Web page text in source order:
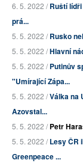
6. 5. 2022 /Ruští
prá...
5. 5. 2022 /Rusko
5. 5. 2022 /Hlavní
5. 5. 2022 /Putinův
"Umírající Zápa...
5. 5. 2022 /Válka na
Azovstal...
5. 5. 2022 /Petr
5. 5. 2022 /Lesy ČR
Greenpeace ...